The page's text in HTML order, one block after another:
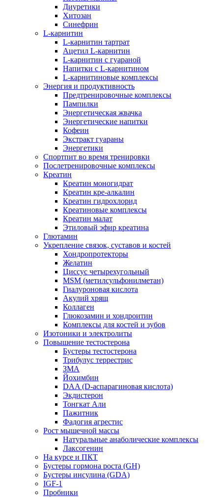
Диуретики
Хитозан
Синефрин
L-карнитин
L-карнитин тартрат
Ацетил L-карнитин
L-карнитин с гуараной
Напитки c L-карнитином
L-карнитиновые комплексы
Энергия и продуктивность
Предтренировочные комплексы
Пампилки
Энергетическая жвачка
Энергетические напитки
Кофеин
Экстракт гуараны
Энергетики
Спортпит во время тренировки
Послетренировочные комплексы
Креатин
Креатин моногидрат
Креатин кре-алкалин
Креатин гидрохлорид
Креатиновые комплексы
Креатин малат
Этиловый эфир креатина
Глютамин
Укрепление связок, суставов и костей
Хондропротекторы
Желатин
Циссус четырехугольный
MSM (метилсульфонилметан)
Гиалуроновая кислота
Акулий хрящ
Коллаген
Глюкозамин и хондроитин
Комплексы для костей и зубов
Изотоники и электролиты
Повышение тестостерона
Бустеры тестостерона
Трибулус террестрис
ЗМА
Йохимбин
DAA (D-аспарагиновая кислота)
Экдистерон
Тонгкат Али
Пажитник
Фадогия агрестис
Рост мышечной массы
Натуральные анаболические комплексы
Лаксогенин
На курсе и ПКТ
Бустеры гормона роста (GH)
Бустеры инсулина (GDA)
IGF-1
Пробники